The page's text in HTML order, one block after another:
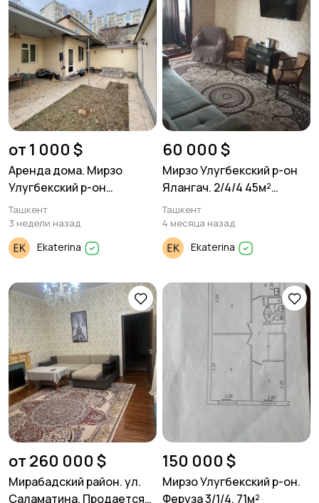
от 1 000 $
Аренда дома. Мирзо
Улугбекский р-он
Новомосковская. 4 ком
140м²
Ташкент
3 недели назад
Ekaterina
60 000 $
Мирзо Улугбекский р-он
Ялангач. 2/4/4 45м²
Панель.
Ташкент
4 месяца назад
Ekaterina
от 260 000 $
Мирабадский район. ул.
Саламатина. Продается
150 000 $
Мирзо Улугбекский р-он.
Феруза 3/1/4. 71м²